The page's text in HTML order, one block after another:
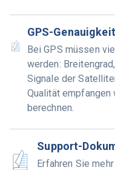
GPS-
Bei GPS müssen
werden:
Signale der
Qualität
berechnen.
Support-
Erfahren Sie